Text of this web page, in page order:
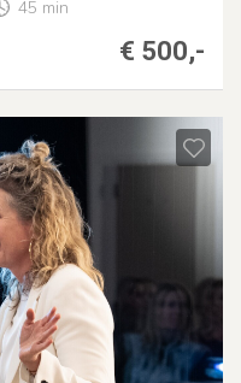
45 min
€ 500,-